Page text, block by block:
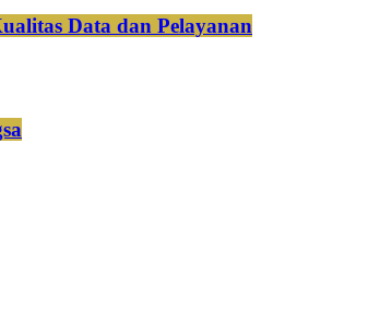
Data dan Pelayanan